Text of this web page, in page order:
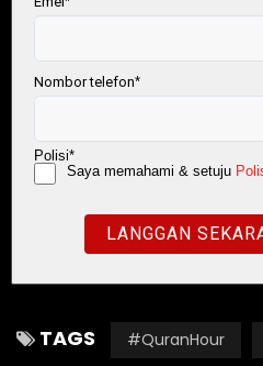
Website:
World #QuranHour
Malaysia #QuranHour
TAGS #QuranHour